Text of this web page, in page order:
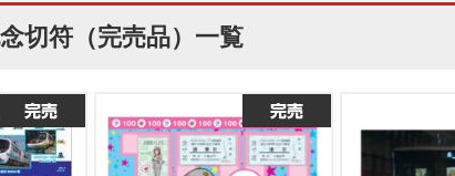
切符（完売品）一覧